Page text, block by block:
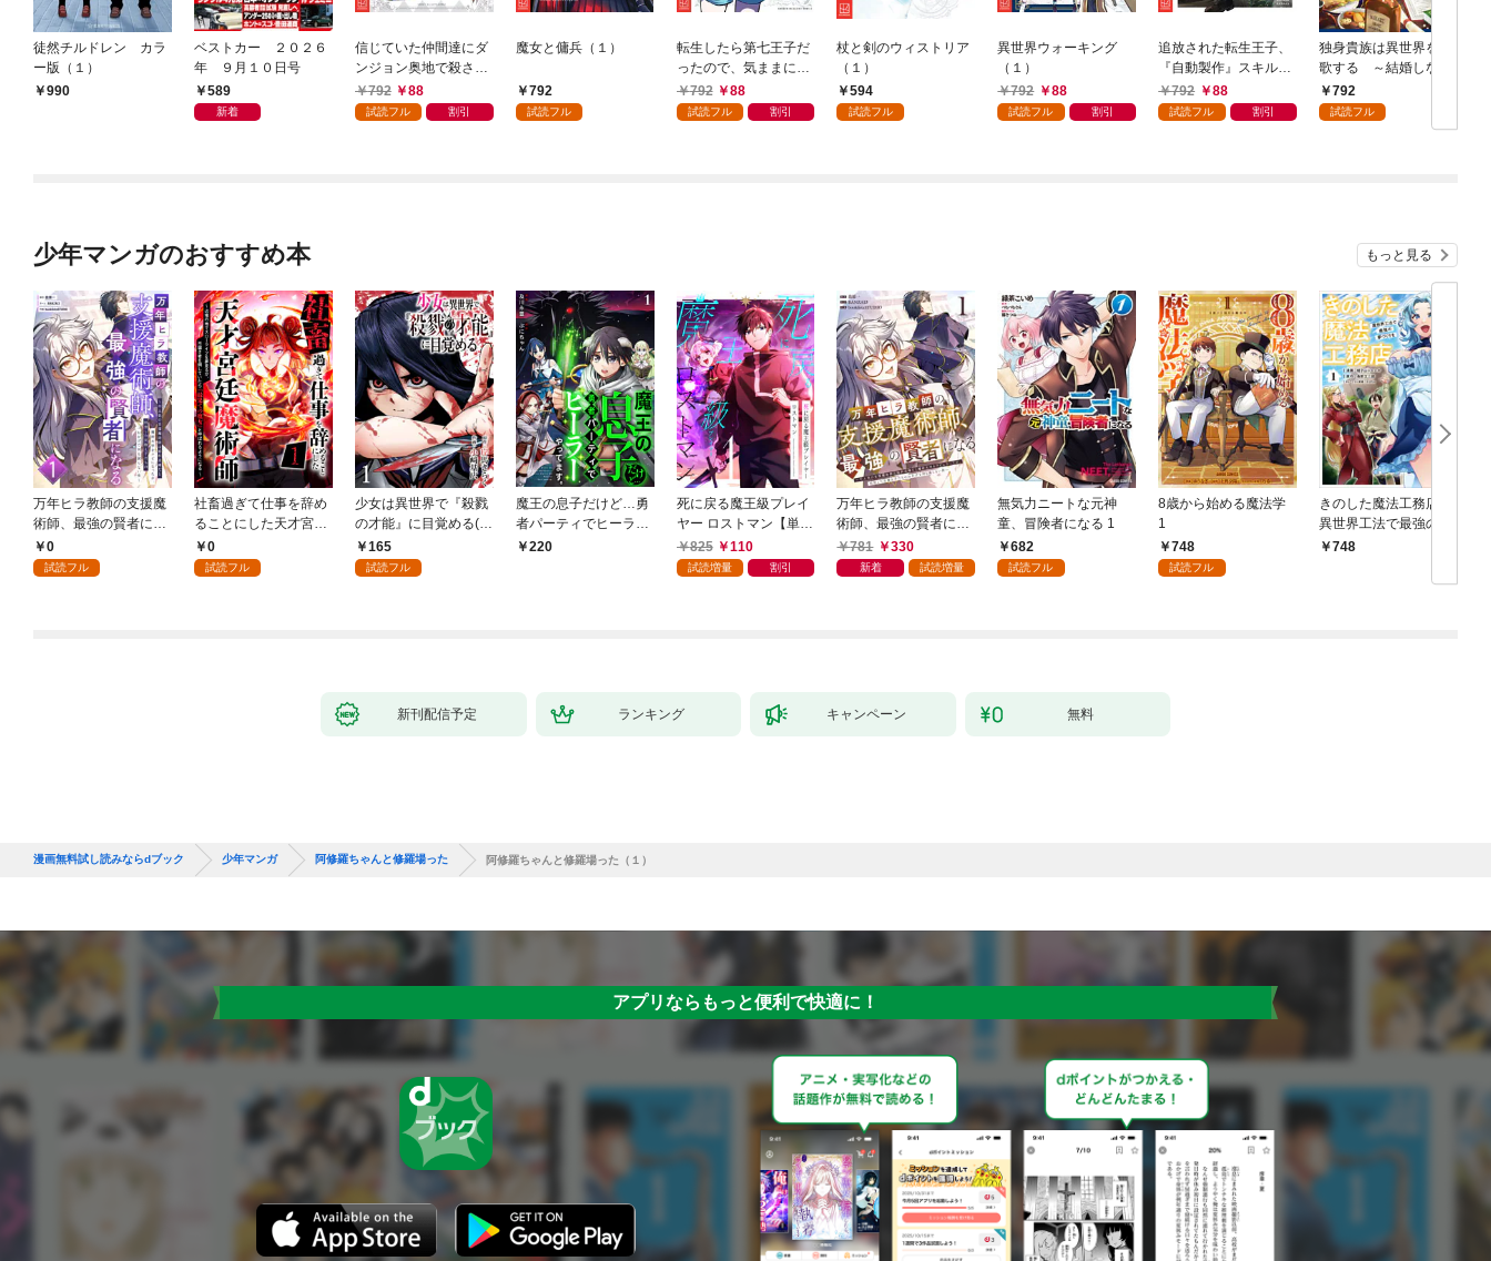
徒然チルドレン カラ
ー版（１）
990
ベストカー ２０２６
年 ９月１０日号
589
新着
信じていた仲間達にダ
ンジョン奥地で殺され
かけたがギフト『無限
ガチャ』でレベル９９
792 88
試読フル 割引
魔女と傭兵（１）
792
試読フル
転生したら第七王子だ
ったので、気ままに魔
術を極めます（１）
792 88
試読フル 割引
杖と剣のウィストリア
（１）
594
試読フル
異世界ウォーキング
（１）
792
88
試読フル 割引
追放された転生王子、
『自動製作』スキルで
領地を爆速で開拓し最
強の村を作ってしまう
792 88
試読フル 割引
独身貴族は異世界を謳
歌する ～結婚しない
男の優雅なおひとりさ
まライフ～（１）
792
試読フル
少年マンガのおすすめ本 もっと見る
万年ヒラ教師の支援魔
術師、最強の賢者にな
る～不人気の支援魔術
師は給料泥棒だと魔術
0
試読フル
社畜過ぎて仕事を辞め
ることにした天才宮廷
魔術師～辺境の地でス
ローライフを夢見る
0
試読フル
少女は異世界で『殺戮
の才能』に目覚める(話
売り) #1
165
試読フル
魔王の息子だけど…勇
者パーティでヒーラー
やってます。1
220
死に戻る魔王級プレイ
ヤー ロストマン【単行
本版】 1巻
825 110
試読増量 割引
万年ヒラ教師の支援魔
術師、最強の賢者にな
る～不人気の支援魔術
師は給料泥棒だと魔術
781 330
新着 試読増量
無気力ニートな元神
童、冒険者になる 1
682
試読フル
8歳から始める魔法学
1
748
試読フル
きのした魔法工務店
異世界工法で最強の家
づくりを（コミック）
748
新刊配信予定 ランキング キャンペーン 無料
漫画無料試し読みならdブック 少年マンガ 阿修羅ちゃんと修羅場った 阿修羅ちゃんと修羅場った（１）
アプリならもっと便利で快適に！